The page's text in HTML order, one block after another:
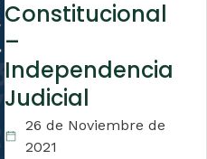
Constitucional
–
Independencia
Judicial
26 de Noviembre de
2021